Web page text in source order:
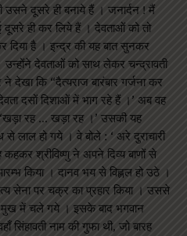
उसने दूसरे ही बनाये हैं । जनार्दन ! मैं
दूसरे ही कर लिये हैं । देवताओं को तो
है । इन्द्र की यह बात सुनकर
देवताओं को साथ लेकर चन्द्रावती
देखा कि “दैत्यराज बारंबार गर्जना कर
दसों दिशाओं में भाग रहे हैं ।’ अब वह
रह … खड़ा रह ।’ उसकी यह
हो गये । वे बोले : ‘ अरे दुराचारी
श्रीविष्णु ने अपने दिव्य बाणों से
किया । दानव भय से विह्लल हो उठे ।
सेना पर चक्र का प्रहार किया । उससे
मुख में चले गये । इसके बाद भगवान
नाम की गुफा थी, जो बारह